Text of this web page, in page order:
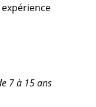
expérience
7 à 15 ans